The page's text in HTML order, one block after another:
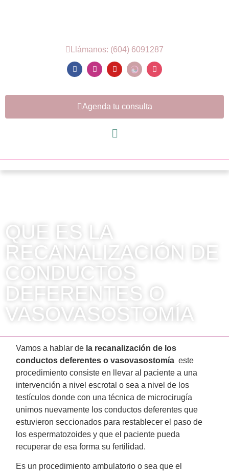
Llámanos: (604) 6091287
Agenda tu consulta
QUE ES LA
RECANALIZACIÓN DE
CONDUCTOS
DEFERENTES O
VASOVASOSTOMÍA
Vamos a hablar de la recanalización de los
conductos deferentes o vasovasostomía este
procedimiento consiste en llevar al paciente a una
intervención a nivel escrotal o sea a nivel de los
testículos donde con una técnica de microcirugía
unimos nuevamente los conductos deferentes que
estuvieron seccionados para restablecer el paso de
los espermatozoides y que el paciente pueda
recuperar de esa forma su fertilidad.
Es un procedimiento ambulatorio o sea que el